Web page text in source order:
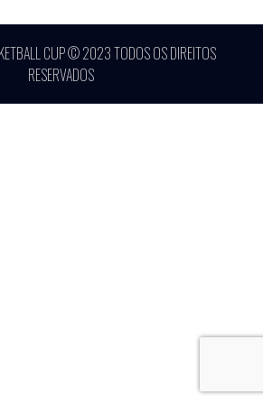
CUP © 2023 TODOS OS DIREITOS
RESERVADOS